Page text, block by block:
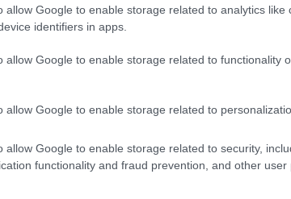
allow Google to enable storage related to analytics like
identifiers in apps.
allow Google to enable storage related to functionality
allow Google to enable storage related to
allow Google to enable storage related to security,
functionality and fraud prevention, and other user